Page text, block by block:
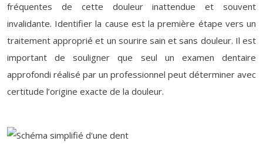
fréquentes de cette douleur inattendue et souvent
invalidante. Identifier la cause est la première étape vers un
traitement approprié et un sourire sain et sans douleur. Il est
important de souligner que seul un examen dentaire
approfondi réalisé par un professionnel peut déterminer avec
certitude l’origine exacte de la douleur.